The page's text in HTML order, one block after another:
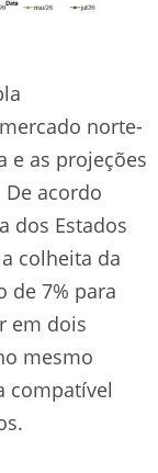
norte-
e as projeções
acordo
dos Estados
colheita da
de 7% para
em dois
mesmo
compatível